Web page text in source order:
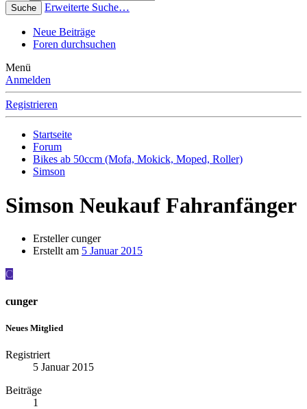
Suche Erweiterte Suche…
Neue Beiträge
Foren durchsuchen
Menü
Anmelden
Registrieren
Startseite
Forum
Bikes ab 50ccm (Mofa, Mokick, Moped, Roller)
Simson
Simson Neukauf Fahranfänger
Erstellercunger
Erstellt am 5 Januar 2015
C
cunger
Neues Mitglied
Registriert
5 Januar 2015
Beiträge
1